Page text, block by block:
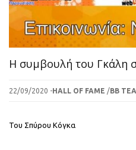
H συμβουλή του Γκάλη
22/09/2020 -HALL OF FAME /BB
Του Σπύρου Κόγκα